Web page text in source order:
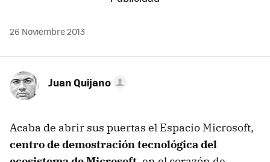
26 Noviembre 2013
Juan Quijano
Acaba de abrir sus puertas el Espacio Microsoft,
centro de demostración tecnológica del